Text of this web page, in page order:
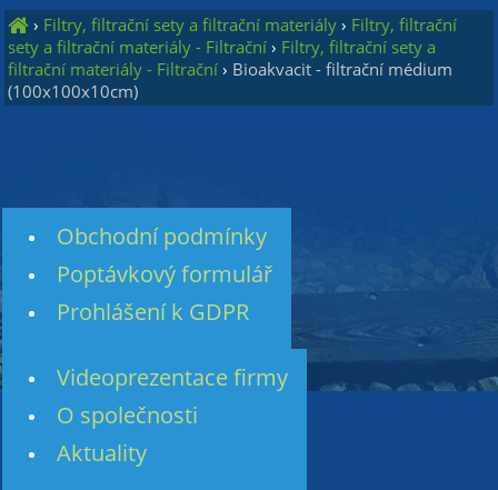
› Filtry, filtrační sety a filtrační materiály › Filtry, filtrační
sety a filtrační materiály - Filtrační › Filtry, filtrační sety a
filtrační materiály - Filtrační › Bioakvacit - filtrační médium
(100x100x10cm)
Obchodní podmínky
Poptávkový formulář
Prohlášení k GDPR
Videoprezentace firmy
O společnosti
Aktuality